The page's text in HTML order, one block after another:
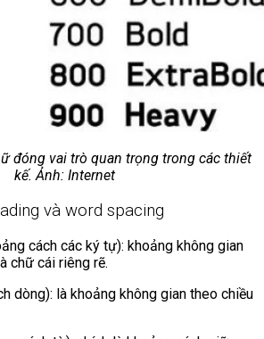
đóng vai trò quan trọng trong các thiết
kế. Ảnh: Internet
và word spacing
cách các ký tự): khoảng không gian
chữ cái riêng rẽ.
dòng): là khoảng không gian theo chiều